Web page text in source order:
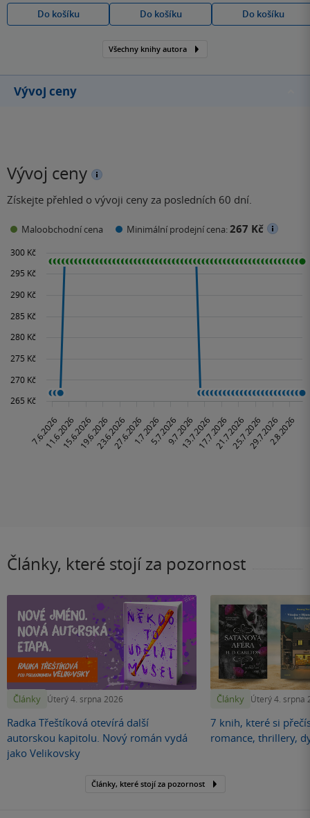
Do košíku
Do košíku
Do košíku
Všechny knihy autora
Vývoj ceny
Vývoj ceny
Získejte přehled o vývoji ceny za posledních 60 dní.
Maloobchodní cena Minimální prodejní cena:267 Kč
Články, které stojí za pozornost
Články Úterý 4. srpna 2026
Radka Třeštíková otevírá další
autorskou kapitolu. Nový román vydá
jako Velikovsky
Články Úterý 4. srpna
7 knih, které si
romance, thrillery,
Články, které stojí za pozornost